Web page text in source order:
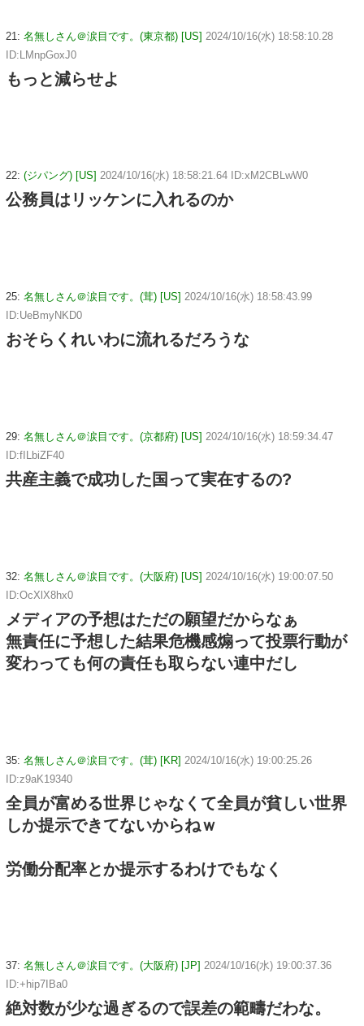
21: 名無しさん＠涙目です。(東京都) [US] 2024/10/16(水) 18:58:10.28
ID:LMnpGoxJ0
もっと減らせよ
22: (ジパング) [US] 2024/10/16(水) 18:58:21.64 ID:xM2CBLwW0
公務員はリッケンに入れるのか
25: 名無しさん＠涙目です。(茸) [US] 2024/10/16(水) 18:58:43.99
ID:UeBmyNKD0
おそらくれいわに流れるだろうな
29: 名無しさん＠涙目です。(京都府) [US] 2024/10/16(水) 18:59:34.47
ID:fILbiZF40
共産主義で成功した国って実在するの?
32: 名無しさん＠涙目です。(大阪府) [US] 2024/10/16(水) 19:00:07.50
ID:OcXlX8hx0
メディアの予想はただの願望だからなぁ
無責任に予想した結果危機感煽って投票行動が
変わっても何の責任も取らない連中だし
35: 名無しさん＠涙目です。(茸) [KR] 2024/10/16(水) 19:00:25.26
ID:z9aK19340
全員が富める世界じゃなくて全員が貧しい世界
しか提示できてないからねｗ
労働分配率とか提示するわけでもなく
37: 名無しさん＠涙目です。(大阪府) [JP] 2024/10/16(水) 19:00:37.36
ID:+hip7IBa0
絶対数が少な過ぎるので誤差の範疇だわな。